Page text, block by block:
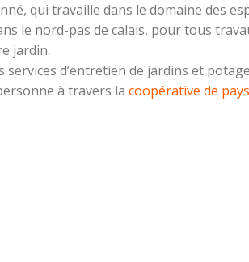
qui travaille dans le domaine des
le nord-pas de calais, pour tous
jardin.
d’entretien de jardins et
à travers la coopérative de